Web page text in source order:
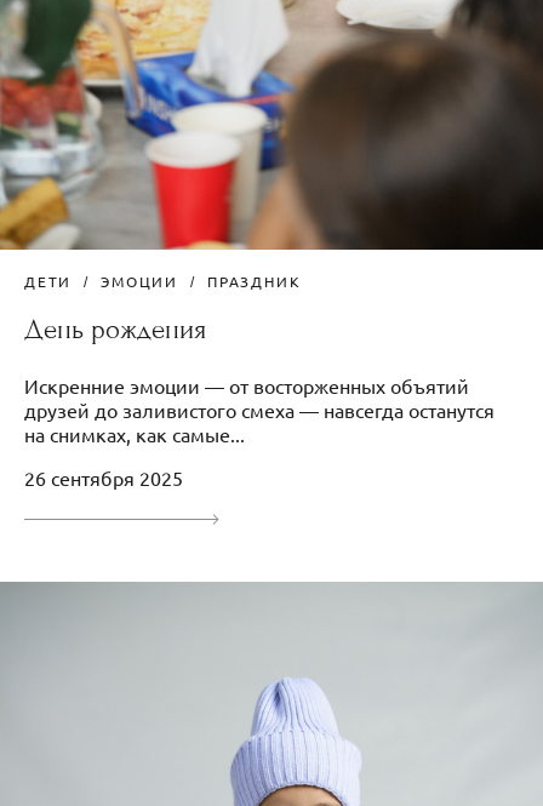
ДЕТИ ЭМОЦИИ ПРАЗДНИК
День рождения
Искренние эмоции — от восторженных объятий
друзей до заливистого смеха — навсегда останутся
на снимках, как самые...
26 сентября 2025